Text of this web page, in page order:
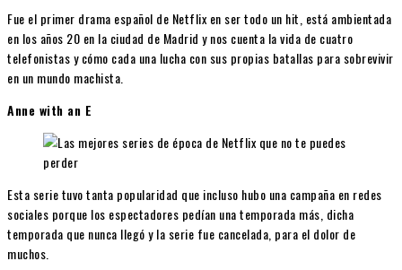
Fue el primer drama español de Netflix en ser todo un hit, está ambientada
en los años 20 en la ciudad de Madrid y nos cuenta la vida de cuatro
telefonistas y cómo cada una lucha con sus propias batallas para sobrevivir
en un mundo machista.
Anne with an E
Esta serie tuvo tanta popularidad que incluso hubo una campaña en redes
sociales porque los espectadores pedían una temporada más, dicha
temporada que nunca llegó y la serie fue cancelada, para el dolor de
muchos.